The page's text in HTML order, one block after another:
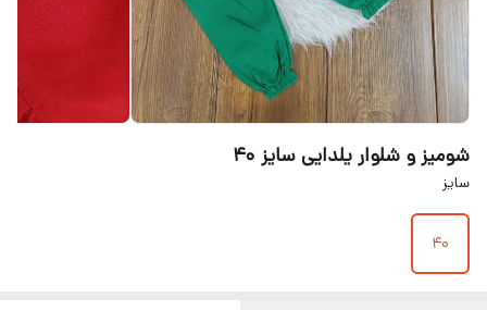
شومیز و شلوار یلدایی سایز ۴۰
سایز
۴۰